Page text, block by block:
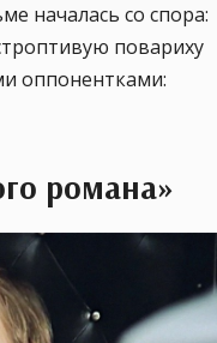
началась со спора:
повариху
оппонентками:
романа»